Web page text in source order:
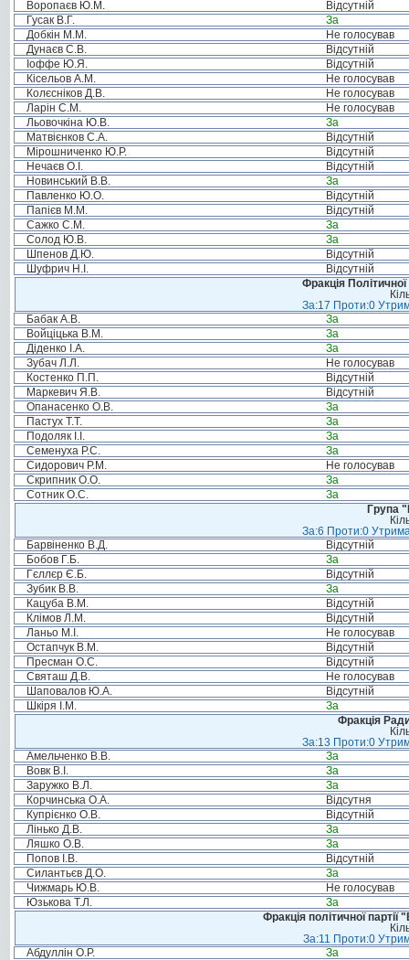
Воропаєв Ю.М.
Відсутній
Гусак В.Г.
За
Добкін М.М.
Не голосував
Дунаєв С.В.
Відсутній
Іоффе Ю.Я.
Відсутній
Кісельов А.М.
Не голосував
Колєсніков Д.В.
Не голосував
Ларін С.М.
Не голосував
Льовочкіна Ю.В.
За
Матвієнков С.А.
Відсутній
Мірошниченко Ю.Р.
Відсутній
Нечаєв О.І.
Відсутній
Новинський В.В.
За
Павленко Ю.О.
Відсутній
Папієв М.М.
Відсутній
Сажко С.М.
За
Солод Ю.В.
За
Шпенов Д.Ю.
Відсутній
Шуфрич Н.І.
Відсутній
Фракція
За:17 Проти:0
Бабак А.В.
За
Войціцька В.М.
За
Діденко І.А.
За
Зубач Л.Л.
Не голосував
Костенко П.П.
Відсутній
Маркевич Я.В.
Відсутній
Опанасенко О.В.
За
Пастух Т.Т.
За
Подоляк І.І.
За
Семенуха Р.С.
За
Сидорович Р.М.
Не голосував
Скрипник О.О.
За
Сотник О.С.
За
Група
За:6 Проти:0
Барвіненко В.Д.
Відсутній
Бобов Г.Б.
За
Гєллєр Є.Б.
Відсутній
Зубик В.В.
За
Кацуба В.М.
Відсутній
Клімов Л.М.
Відсутній
Ланьо М.І.
Не голосував
Остапчук В.М.
Відсутній
Пресман О.С.
Відсутній
Святаш Д.В.
Не голосував
Шаповалов Ю.А.
Відсутній
Шкіря І.М.
За
Фракція
За:13 Проти:0
Амельченко В.В.
За
Вовк В.І.
За
Заружко В.Л.
За
Корчинська О.А.
Відсутня
Купрієнко О.В.
Відсутній
Лінько Д.В.
За
Ляшко О.В.
За
Попов І.В.
Відсутній
Силантьєв Д.О.
За
Чижмарь Ю.В.
Не голосував
Юзькова Т.Л.
За
Фракція політичної
За:11 Проти:0
Абдуллін О.Р.
За